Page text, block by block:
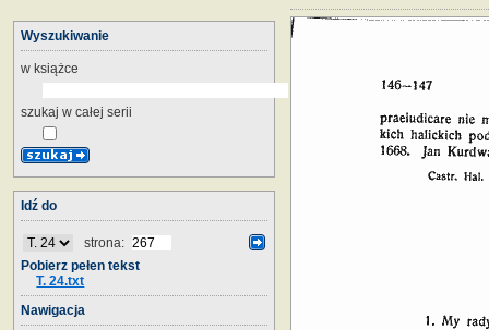
Wyszukiwanie
w książce
szukaj w całej serii
Idź do
strona:
Pobierz pełen tekst
T. 24.txt
Nawigacja